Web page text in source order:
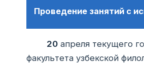
Проведение занятий с
20 апреля текущего
факультета узбекской